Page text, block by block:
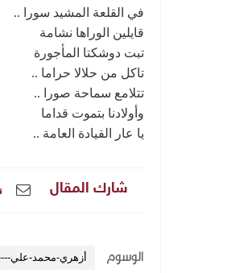
في القلعة المشيد سورا ..
قايلين الوراها نشامة
تبت دوشكتا المأجورة
تاكل من حلالا حراما ..
تتلامع سماحة صورا ..
وأولادنا بتموت قداما
يا عار القيادة العامة ..
شارك المقال
الوسوم أزهري-محمد-